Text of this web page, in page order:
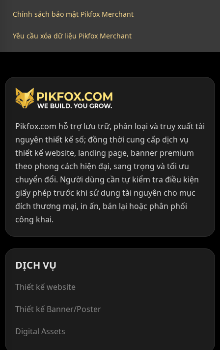
Chính sách bảo mật Pikfox Merchant
Yêu cầu xóa dữ liệu Pikfox Merchant
Pikfox.com hỗ trợ lưu trữ, phân loại và truy xuất tài
nguyên thiết kế số; đồng thời cung cấp dịch vụ
thiết kế website, landing page, banner premium
theo phong cách hiện đại, sang trọng và tối ưu
chuyển đổi. Người dùng cần tự kiểm tra điều kiện
giấy phép trước khi sử dụng tài nguyên cho mục
đích thương mại, in ấn, bán lại hoặc phân phối
công khai.
DỊCH VỤ
Thiết kế website
Thiết kế Banner/Poster
Digital Assets